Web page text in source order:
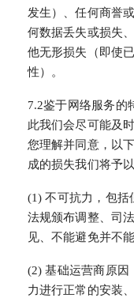
发生）、任何商誉
何数据丢失或损失
他无形损失（即使
性）。
7.2鉴于网络服务的
此我们会尽可能及
您理解并同意，以
成的损失我们将予
(1) 不可抗力，包括
法规颁布调整、司
见、不能避免并不
(2) 基础运营商原因
力进行正常的安装